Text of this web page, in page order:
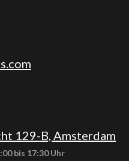
129-B, Amsterdam
bis 17:30 Uhr